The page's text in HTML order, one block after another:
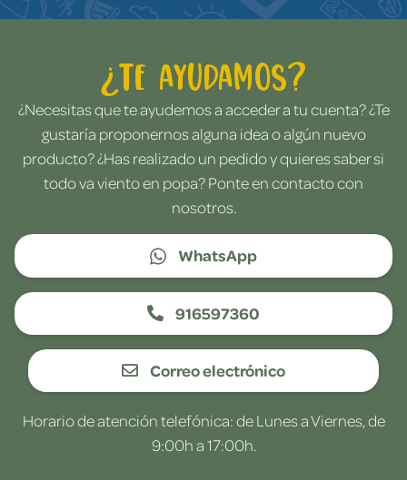
¿Te ayudamos?
¿Necesitas que te ayudemos a acceder a tu cuenta? ¿Te
gustaría proponernos alguna idea o algún nuevo
producto? ¿Has realizado un pedido y quieres saber si
todo va viento en popa? Ponte en contacto con
nosotros.
WhatsApp
916597360
Correo electrónico
Horario de atención telefónica: de Lunes a Viernes, de
9:00h a 17:00h.